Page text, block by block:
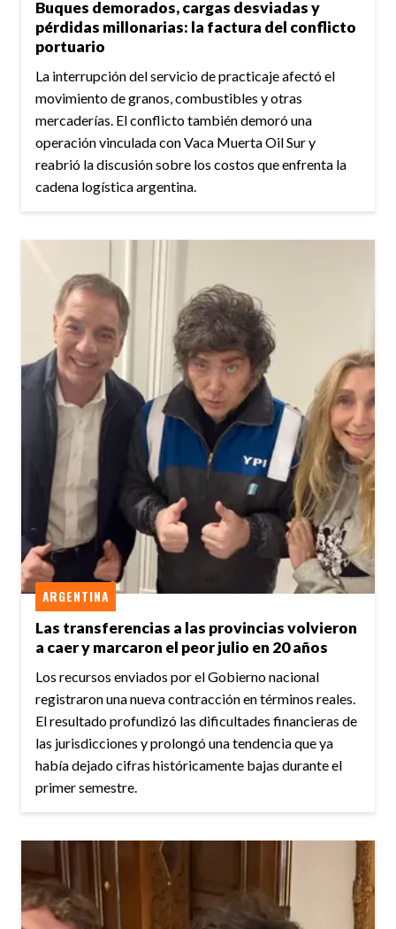
Buques demorados, cargas desviadas y
pérdidas millonarias: la factura del conflicto
portuario
La interrupción del servicio de practicaje afectó el
movimiento de granos, combustibles y otras
mercaderías. El conflicto también demoró una
operación vinculada con Vaca Muerta Oil Sur y
reabrió la discusión sobre los costos que enfrenta la
cadena logística argentina.
Las transferencias a las provincias volvieron
a caer y marcaron el peor julio en 20 años
ARGENTINA
Los recursos enviados por el Gobierno nacional
registraron una nueva contracción en términos reales.
El resultado profundizó las dificultades financieras de
las jurisdicciones y prolongó una tendencia que ya
había dejado cifras históricamente bajas durante el
primer semestre.